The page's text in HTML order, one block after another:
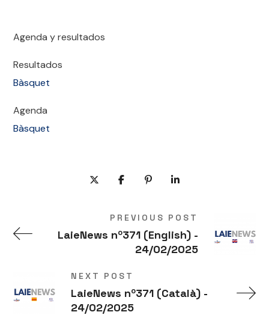
Agenda y resultados
Resultados
Bàsquet
Agenda
Bàsquet
PREVIOUS POST
LaieNews nº371 (English) -
24/02/2025
NEXT POST
LaieNews nº371 (Català) -
24/02/2025